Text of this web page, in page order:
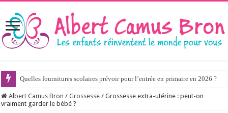
Quelles fournitures scolaires prévoir pour l’entrée en primaire en 2026 ?
Albert Camus Bron / Grossesse / Grossesse extra-utérine : peut-on
vraiment garder le bébé ?